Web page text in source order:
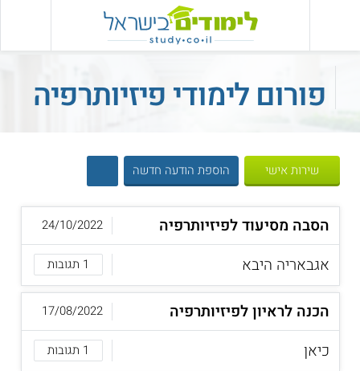
פורום לימודי פיזיותרפיה
שירות אישי הוספת הודעה חדשה
הסבה מסיעוד לפיזיותרפיה
אגבאריה היבא
1 תגובות
24/10/2022
הכנה לראיון לפיזיותרפיה
כיאן
1 תגובות
17/08/2022